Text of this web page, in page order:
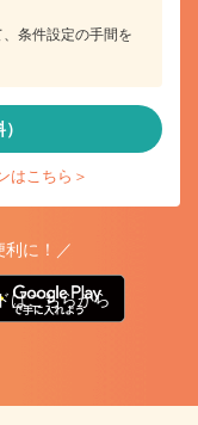
条件設定の手間を
はこちら＞
利に！／
はこちらから